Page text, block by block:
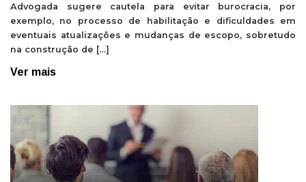
Advogada sugere cautela para evitar burocracia, por
exemplo, no processo de habilitação e dificuldades em
eventuais atualizações e mudanças de escopo, sobretudo
na construção de […]
Ver mais